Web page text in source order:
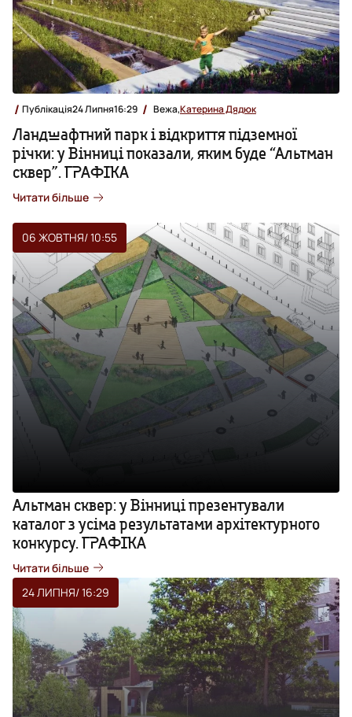
Публікація24 Липня16:29 Вежа,Катерина Дядюк
Ландшафтний парк і відкриття підземної
річки: у Вінниці показали, яким буде “Альтман
сквер”. ГРАФІКА
Читати більше
06 ЖОВТНЯ/ 10:55
Альтман сквер: у Вінниці презентували
каталог з усіма результатами архітектурного
конкурсу. ГРАФІКА
Читати більше
24 ЛИПНЯ/ 16:29